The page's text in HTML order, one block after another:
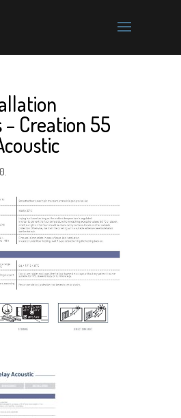
– Creation 55